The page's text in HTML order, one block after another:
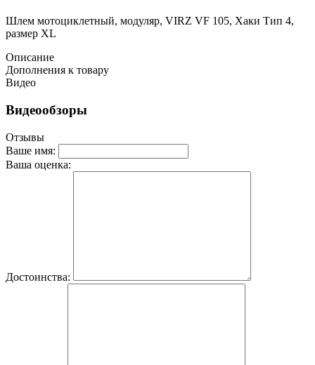
Шлем мотоциклетный, модуляр, VIRZ VF 105, Хаки Тип 4,
размер XL
Описание
Дополнения к товару
Видео
Видеообзоры
Отзывы
Ваше имя:
Ваша оценка:
Достоинства: